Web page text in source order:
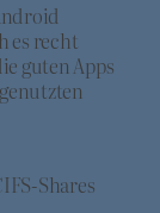
es recht
guten Apps
Shares